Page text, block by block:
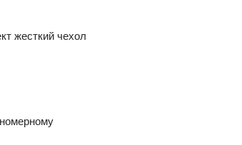
жесткий чехол